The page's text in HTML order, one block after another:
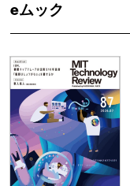
eムック